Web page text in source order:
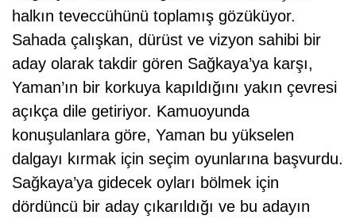
halkın teveccühünü toplamış gözüküyor.
Sahada çalışkan, dürüst ve vizyon sahibi bir
aday olarak takdir gören Sağkaya’ya karşı,
Yaman’ın bir korkuya kapıldığını yakın çevresi
açıkça dile getiriyor. Kamuoyunda
konuşulanlara göre, Yaman bu yükselen
dalgayı kırmak için seçim oyunlarına başvurdu.
Sağkaya’ya gidecek oyları bölmek için
dördüncü bir aday çıkarıldığı ve bu adayın